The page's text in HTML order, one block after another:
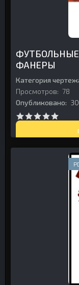
ФУТБОЛЬНЫЕ
ФАНЕРЫ
Категория
Просмотров: 78
Опубликовано: